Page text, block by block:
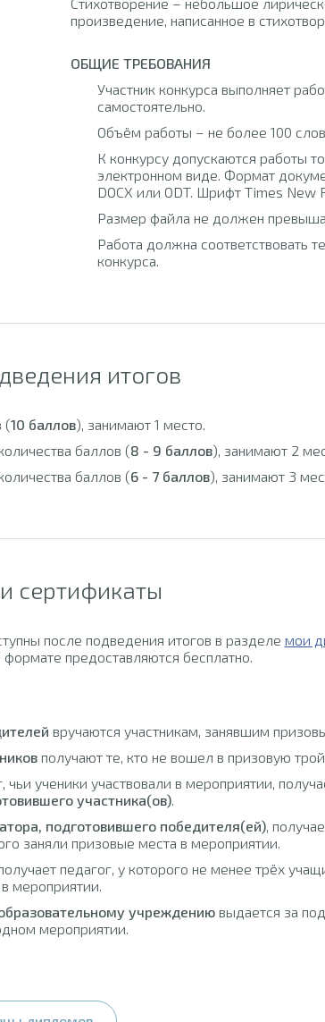
произведение, написанное в
ОБЩИЕ ТРЕБОВАНИЯ
Участник конкурса выполняет
самостоятельно.
Объём работы – не более 100
К конкурсу допускаются работы
электронном виде. Формат
DOCX или ODT. Шрифт Times New
Размер файла не должен
Работа должна соответствовать
конкурса.
итогов
(10 баллов), занимают 1 место.
баллов (8 - 9 баллов), занимают 2
баллов (6 - 7 баллов), занимают 3
сертификаты
после подведения итогов в разделе мои
предоставляются бесплатно.
вручаются участникам, занявшим
получают те, кто не вошел в призовую
ученики участвовали в мероприятии,
участника(ов).
подготовившего победителя(ей),
заняли призовые места в мероприятии.
педагог, у которого не менее трёх
мероприятии.
учреждению выдается за
мероприятии.